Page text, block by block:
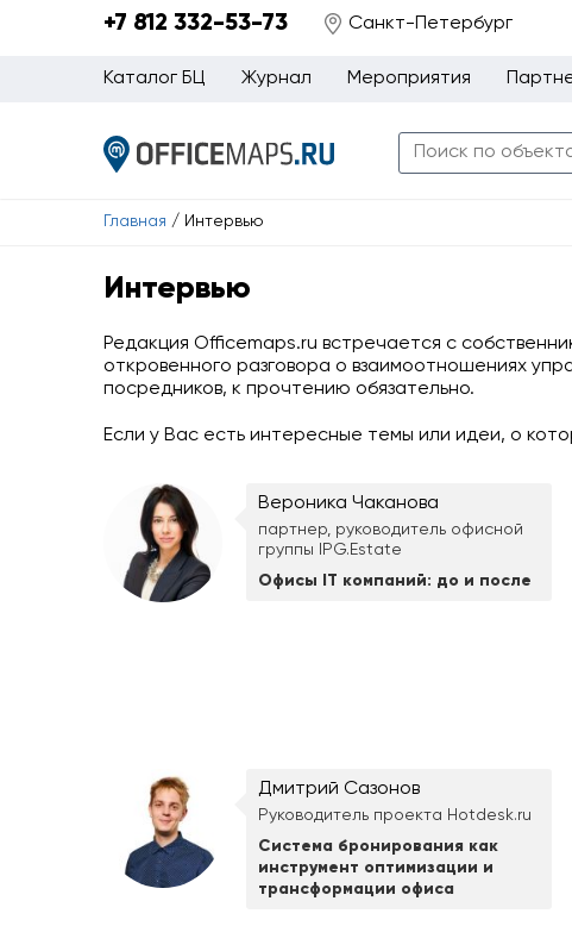
+7 812 332-53-73 Санкт-Петербург
Каталог БЦ Журнал Мероприятия
Главная / Интервью
Интервью
Редакция Officemaps.ru встречается с
откровенного разговора о взаимоотношениях
посредников, к прочтению обязательно.
Если у Вас есть интересные темы или идеи, о
Вероника Чаканова
партнер, руководитель офисной
группы IPG.Estate
Офисы IT компаний: до и после
Дмитрий Сазонов
Руководитель проекта Hotdesk.ru
Система бронирования как
инструмент оптимизации и
трансформации офиса